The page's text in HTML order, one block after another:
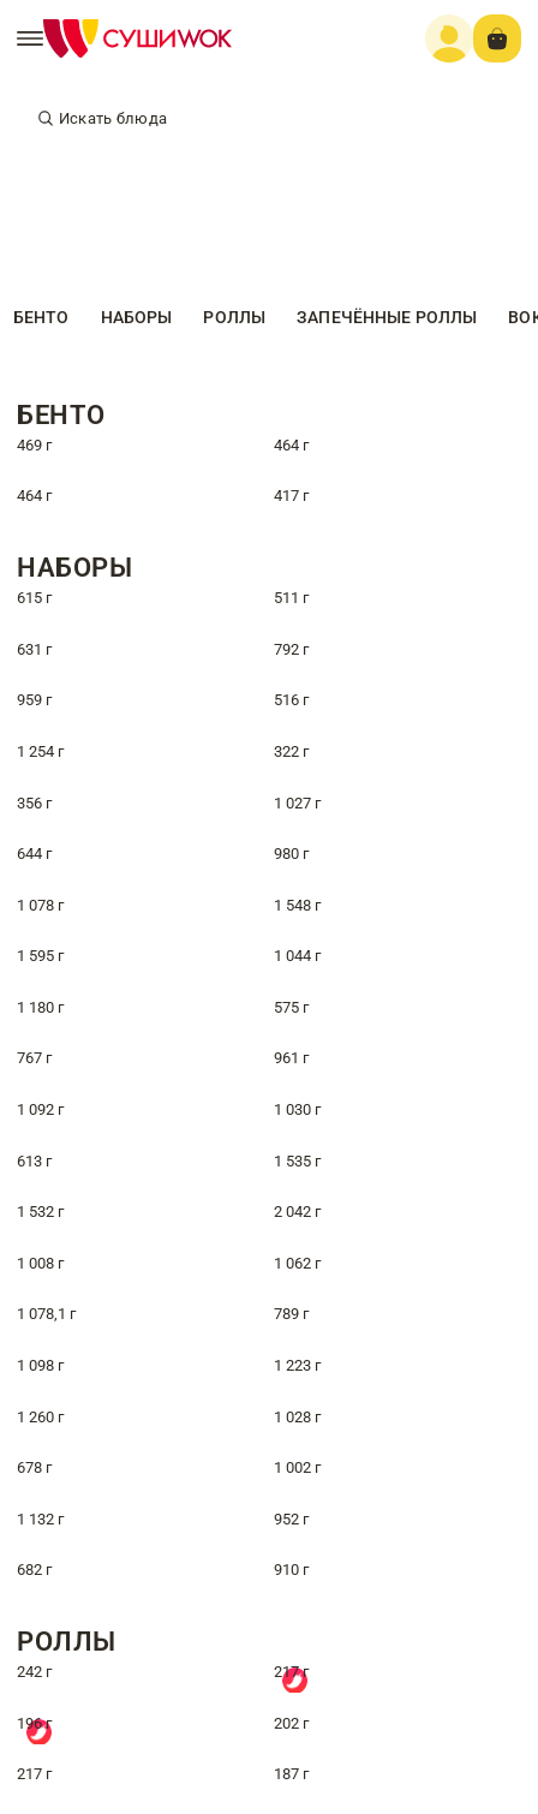
Искать блюда
БЕНТО НАБОРЫ РОЛЛЫ ЗАПЕЧЁННЫЕ РОЛЛЫ
БЕНТО
469 г 464 г
464 г 417 г
НАБОРЫ
615 г 511 г
631 г 792 г
959 г 516 г
1 254 г 322 г
356 г 1 027 г
644 г 980 г
1 078 г 1 548 г
1 595 г 1 044 г
1 180 г 575 г
767 г 961 г
1 092 г 1 030 г
613 г 1 535 г
1 532 г 2 042 г
1 008 г 1 062 г
1 078,1 г 789 г
1 098 г 1 223 г
1 260 г 1 028 г
678 г 1 002 г
1 132 г 952 г
682 г 910 г
РОЛЛЫ
242 г 217 г
196 г 202 г
217 г 187 г